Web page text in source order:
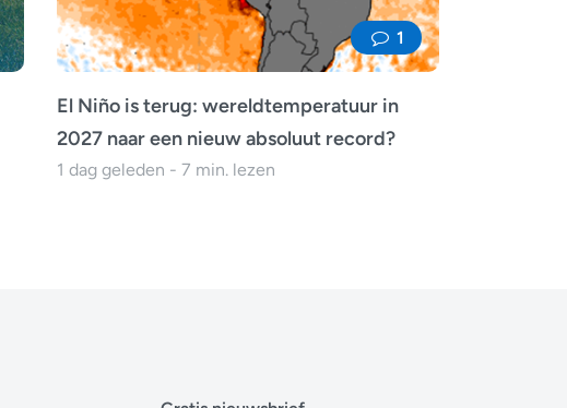
1
El Niño is terug: wereldtemperatuur in
2027 naar een nieuw absoluut record?
1 dag geleden - 7 min. lezen